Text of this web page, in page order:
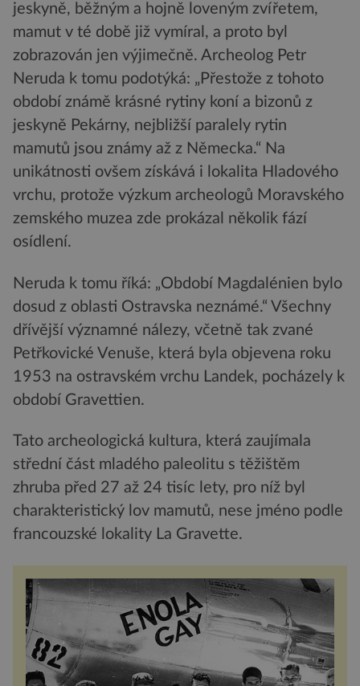
jeskyně, běžným a hojně loveným zvířetem,
mamut v té době již vymíral, a proto byl
zobrazován jen výjimečně. Archeolog Petr
Neruda k tomu podotýká: „Přestože z tohoto
období známě krásné rytiny koní a bizonů z
jeskyně Pekárny, nejbližší paralely rytin
mamutů jsou známy až z Německa.“ Na
unikátnosti ovšem získává i lokalita Hladového
vrchu, protože výzkum archeologů Moravského
zemského muzea zde prokázal několik fází
osídlení.
Neruda k tomu říká: „Období Magdalénien bylo
dosud z oblasti Ostravska neznámé.“ Všechny
dřívější významné nálezy, včetně tak zvané
Petřkovické Venuše, která byla objevena roku
1953 na ostravském vrchu Landek, pocházely k
období Gravettien.
Tato archeologická kultura, která zaujímala
střední část mladého paleolitu s těžištěm
zhruba před 27 až 24 tisíc lety, pro níž byl
charakteristický lov mamutů, nese jméno podle
francouzské lokality La Gravette.